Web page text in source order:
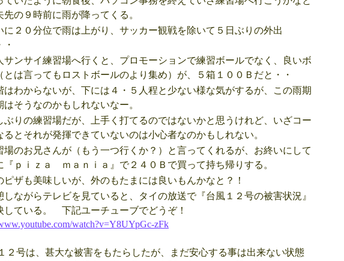
先の９時前に雨が降ってくる。
２０分位で雨は上がり、サッカー観戦を除いて５日ぶりの外出
ンサイ練習場へ行くと、プロモーションで練習ボールでなく、良いボ
とは言ってもロストボールのより集め）が、５箱１００Ｂだと・・
わからないが、下には４・５人程と少ない様な気がするが、この雨期
はそうなのかもしれないなー。
りの練習場だが、上手く打てるのではないかと思うけれど、いざコー
るとそれが発揮できていないのは小心者なのかもしれない。
のお兄さんが（もう一つ行くか？）と言ってくれるが、お終いにして
『ｐｉｚａ ｍａｎｉａ』で２４０Ｂで買って持ち帰りする。
ザも美味しいが、外のもたまには良いもんかなと？！
ながらテレビを見ていると、タイの放送で『台風１２号の被害状況』
している。 下記ユーチューブでどうぞ！
watch?v=Y8UYpGc-zFk
２号は、甚大な被害をもたらしたが、まだ安心する事は出来ない状態